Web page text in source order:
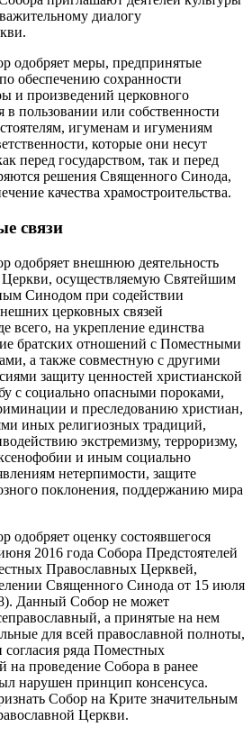
диалогу
одобряет меры, предпринятые
обеспечению сохранности
и произведений церковного
в пользовании или собственности
игуменам и игумениям
которые они несут
перед государством, так и перед
решения Священного Синода,
качества храмостроительства.
связи
одобряет внешнюю деятельность
Церкви, осуществляемую Святейшим
Синодом при содействии
церковных связей
всего, на укрепление единства
братских отношений с Поместными
а также совместную с другими
защиту ценностей христианской
с социально опасными пороками,
и преследованию христиан,
иных религиозных традиций,
экстремизму, терроризму,
и иным социально
нетерпимости, защите
поклонения, поддержанию мира
одобряет оценку состоявшегося
2016 года Собора Предстоятелей
Православных Церквей,
Священного Синода от 15 июля
Данный Собор не может
а принятые на нем
для всей православной полноты,
согласия ряда Поместных
на проведение Собора в ранее
нарушен принцип консенсуса.
Собор на Крите значительным
Церкви.